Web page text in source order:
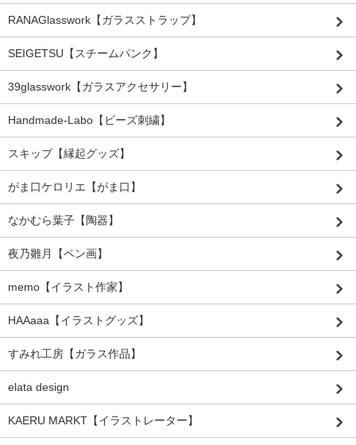
RANAGlasswork【ガラスストラップ】
SEIGETSU【スチームパンク】
39glasswork【ガラスアクセサリー】
Handmade-Labo【ビーズ刺繍】
スキップ【縁起グッズ】
がま口ケロリエ【がま口】
なかむら葉子【陶器】
夜乃雛月【ペン画】
memo【イラスト作家】
HAAaaa【イラストグッズ】
すみれ工房【ガラス作品】
elata design
KAERU MARKT【イラストレーター】